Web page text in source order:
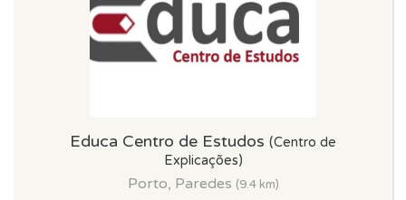
Educa Centro de Estudos (Centro de
Explicações)
Porto, Paredes (9.4 km)